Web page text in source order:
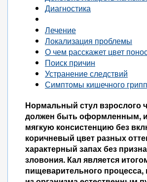
Диагностика
Лечение
Локализация проблемы
О чем расскажет цвет
Поиск причин
Устранение следствий
Симптомы кишечного
Нормальный стул взрослого
должен быть оформленным,
мягкую консистенцию без
коричневый цвет разных
характерный запах без
зловония. Кал является
пищеварительного